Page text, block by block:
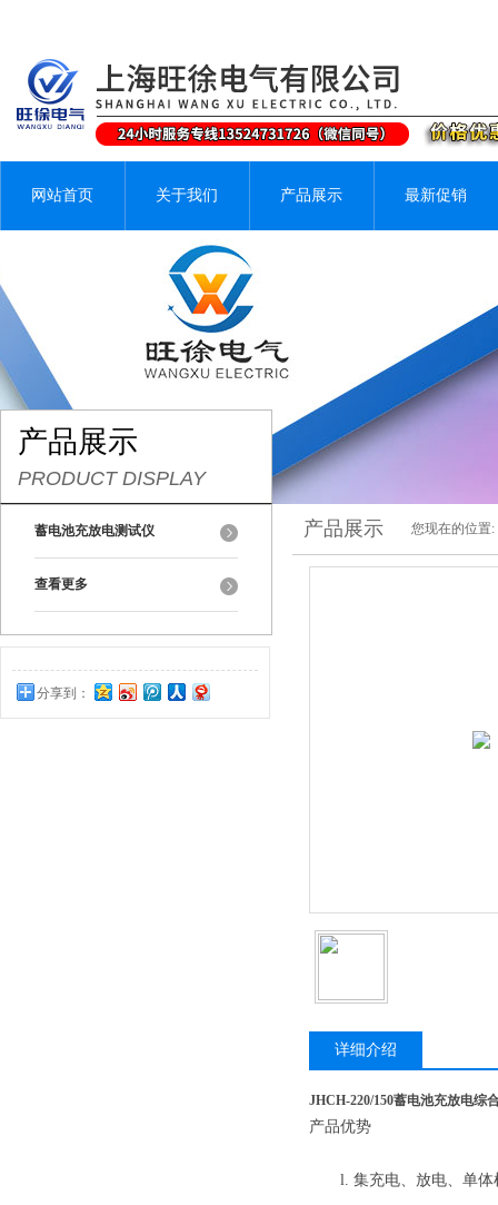
网站首页 关于我们 产品展示 最新促销
产品展示
PRODUCT DISPLAY
蓄电池充放电测试仪
查看更多
分享到：
产品展示 您现在的位置:
详细介绍
JHCH-220/150蓄电池充放电综
产品优势
l. 集充电、放电、单体